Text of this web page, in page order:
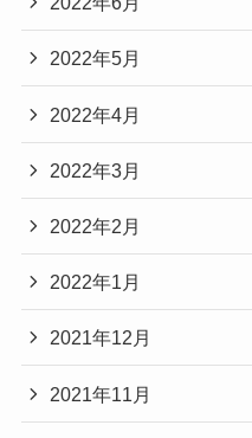
2022年5月
2022年4月
2022年3月
2022年2月
2022年1月
2021年12月
2021年11月